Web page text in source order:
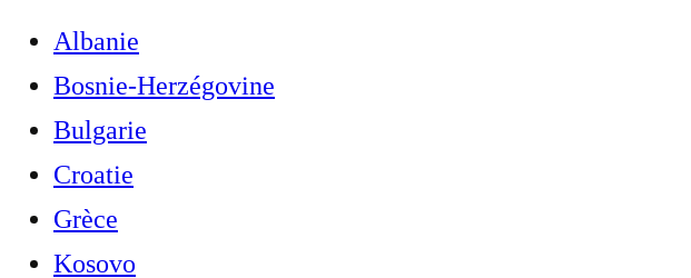
Albanie
Bosnie-Herzégovine
Bulgarie
Croatie
Grèce
Kosovo